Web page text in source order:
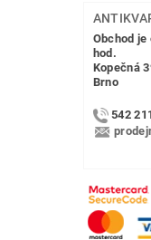
Obchod
hod.
Kopečná
Brno
542